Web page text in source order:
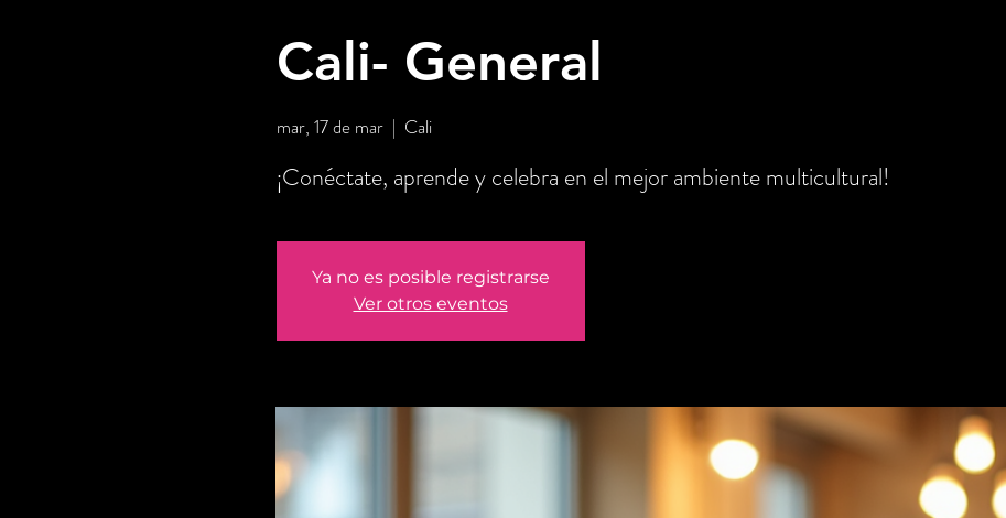
Cali- General
mar, 17 de mar
  |
Cali
¡Conéctate, aprende y celebra en el mejor ambiente multicultural!
Ya no es posible registrarse
Ver otros eventos